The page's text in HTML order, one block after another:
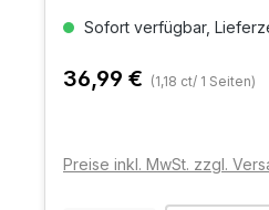
Sofort verfügbar,
36,99 € (1,18 ct/ 1 Seiten)
Preise inkl. MwSt. zzgl.